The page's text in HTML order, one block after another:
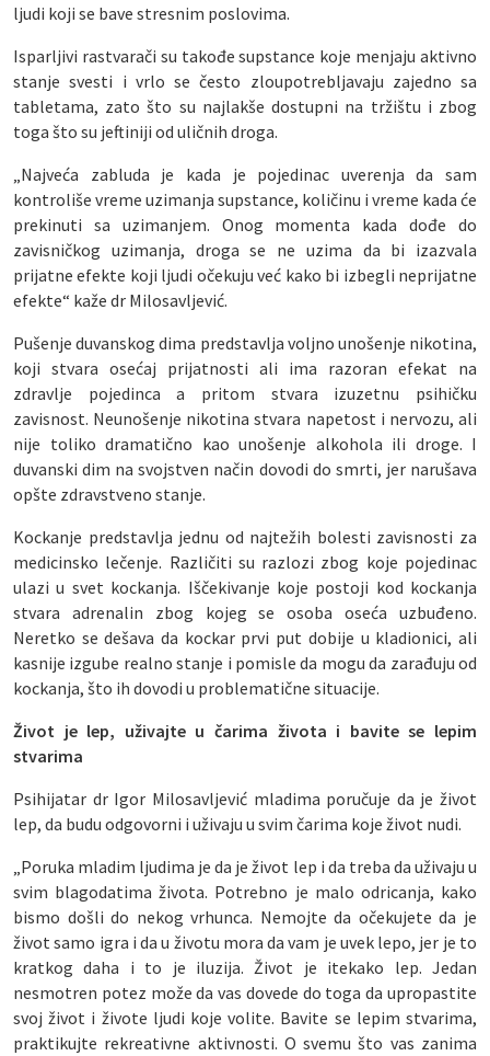
ljudi koji se bave stresnim poslovima.
Isparljivi rastvarači su takođe supstance koje menjaju aktivno
stanje svesti i vrlo se često zloupotrebljavaju zajedno sa
tabletama, zato što su najlakše dostupni na tržištu i zbog
toga što su jeftiniji od uličnih droga.
„Najveća zabluda je kada je pojedinac uverenja da sam
kontroliše vreme uzimanja supstance, količinu i vreme kada će
prekinuti sa uzimanjem. Onog momenta kada dođe do
zavisničkog uzimanja, droga se ne uzima da bi izazvala
prijatne efekte koji ljudi očekuju već kako bi izbegli neprijatne
efekte“ kaže dr Milosavljević.
Pušenje duvanskog dima predstavlja voljno unošenje nikotina,
koji stvara osećaj prijatnosti ali ima razoran efekat na
zdravlje pojedinca a pritom stvara izuzetnu psihičku
zavisnost. Neunošenje nikotina stvara napetost i nervozu, ali
nije toliko dramatično kao unošenje alkohola ili droge. I
duvanski dim na svojstven način dovodi do smrti, jer narušava
opšte zdravstveno stanje.
Kockanje predstavlja jednu od najtežih bolesti zavisnosti za
medicinsko lečenje. Različiti su razlozi zbog koje pojedinac
ulazi u svet kockanja. Iščekivanje koje postoji kod kockanja
stvara adrenalin zbog kojeg se osoba oseća uzbuđeno.
Neretko se dešava da kockar prvi put dobije u kladionici, ali
kasnije izgube realno stanje i pomisle da mogu da zarađuju od
kockanja, što ih dovodi u problematične situacije.
Život je lep, uživajte u čarima života i bavite se lepim
stvarima
Psihijatar dr Igor Milosavljević mladima poručuje da je život
lep, da budu odgovorni i uživaju u svim čarima koje život nudi.
„Poruka mladim ljudima je da je život lep i da treba da uživaju u
svim blagodatima života. Potrebno je malo odricanja, kako
bismo došli do nekog vrhunca. Nemojte da očekujete da je
život samo igra i da u životu mora da vam je uvek lepo, jer je to
kratkog daha i to je iluzija. Život je itekako lep. Jedan
nesmotren potez može da vas dovede do toga da upropastite
svoj život i živote ljudi koje volite. Bavite se lepim stvarima,
praktikujte rekreativne aktivnosti. O svemu što vas zanima